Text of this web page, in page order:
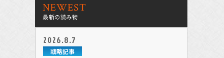
NEWEST
最新の読み物
2026.8.7
戦略記事